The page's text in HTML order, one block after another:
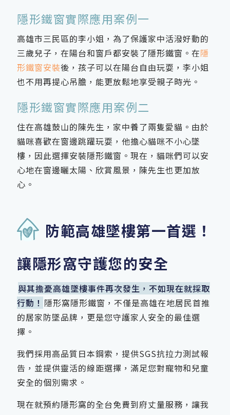
隱形鐵窗實際應用案例一
高雄市三民區的李小姐，為了保護家中活潑好動的
三歲兒子，在陽台和窗戶都安裝了隱形鐵窗。在隱
形鐵窗安裝後，孩子可以在陽台自由玩耍，李小姐
也不用再提心吊膽，能更放鬆地享受親子時光。
隱形鐵窗實際應用案例二
住在高雄鼓山的陳先生，家中養了兩隻愛貓。由於
貓咪喜歡在窗邊跳躍玩耍，他擔心貓咪不小心墜
樓，因此選擇安裝隱形鐵窗。現在，貓咪們可以安
心地在窗邊曬太陽、欣賞風景，陳先生也更加放
心。
防範高雄墜樓第一首選！
讓隱形窩守護您的安全
與其擔憂高雄墜樓事件再次發生，不如現在就採取
行動！ 隱形窩隱形鐵窗，不僅是高雄在地居民首推
的居家防墜品牌，更是您守護家人安全的最佳選
擇。
我們採用高品質日本鋼索，提供SGS抗拉力測試報
告，並提供靈活的線距選擇，滿足您對寵物和兒童
安全的個別需求。
現在就預約隱形窩的全台免費到府丈量服務，讓我